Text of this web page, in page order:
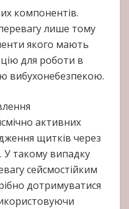
компонентів.
лише тому
якого мають
для роботи в
вибухонебезпекою.
активних
щитків через
У такому випадку
сейсмостійким
дотримуватися